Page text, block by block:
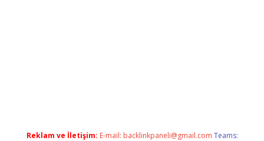
Reklam ve İletişim: E-mail: backlinkpaneli@gmail.com Teams: